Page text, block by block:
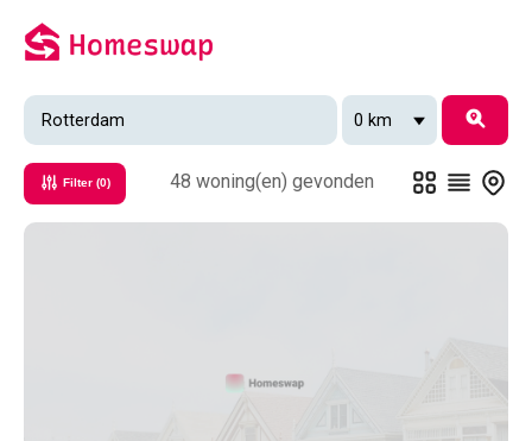
Filter (0) 48 woning(en) gevonden